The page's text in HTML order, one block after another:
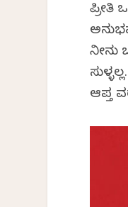
ಪ್ರೀತಿ
ನೀನು
ಆಪ್ತ